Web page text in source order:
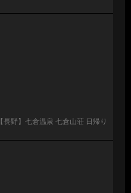
【長野】七倉温泉 七倉山荘 日帰り